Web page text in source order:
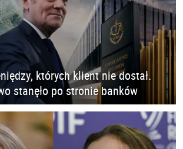
których klient nie dostał.
stanęło po stronie banków